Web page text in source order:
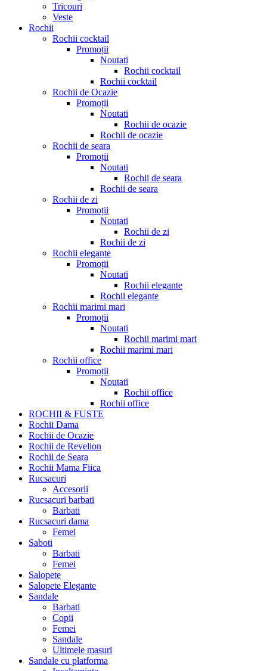
Tricouri
Veste
Rochii
Rochii cocktail
Promoții
Noutati
Rochii cocktail
Rochii cocktail
Rochii de Ocazie
Promoții
Noutati
Rochii de ocazie
Rochii de ocazie
Rochii de seara
Promoții
Noutati
Rochii de seara
Rochii de seara
Rochii de zi
Promoții
Noutati
Rochii de zi
Rochii de zi
Rochii elegante
Promoții
Noutati
Rochii elegante
Rochii elegante
Rochii marimi mari
Promoții
Noutati
Rochii marimi mari
Rochii marimi mari
Rochii office
Promoții
Noutati
Rochii office
Rochii office
ROCHII & FUSTE
Rochii Dama
Rochii de Ocazie
Rochii de Revelion
Rochii de Seara
Rochii Mama Fiica
Rucsacuri
Accesorii
Rucsacuri barbati
Barbati
Rucsacuri dama
Femei
Saboti
Barbati
Femei
Salopete
Salopete Elegante
Sandale
Barbati
Copii
Femei
Sandale
Ultimele masuri
Sandale cu platforma